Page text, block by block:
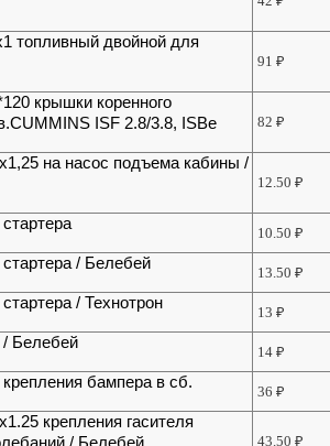
топливный двойной для
91₽
крышки коренного
ISF 2.8/3.8, ISBe
82₽
на насос подъема кабины /
12.50₽
10.50₽
/ Белебей
13.50₽
/ Технотрон
13₽
Белебей
14₽
бампера в сб.
36₽
крепления гасителя
43.50₽